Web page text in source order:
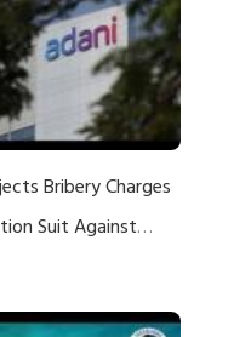
Bribery Charges
Suit Against